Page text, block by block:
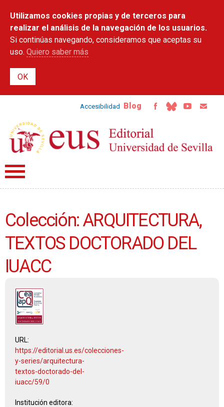
contenido
principal
Utilizamos cookies propias y de terceros para
realizar el análisis de la navegación de los usuarios.
Si continúas navegando, consideramos que aceptas su
uso. Quiero saber más
Accesibilidad Blog
Colección: ARQUITECTURA,
TEXTOS DOCTORADO DEL
IUACC
URL:
https://editorial.us.es/colecciones-
y-series/arquitectura-
textos-doctorado-del-
iuacc/59/0
Institución editora: